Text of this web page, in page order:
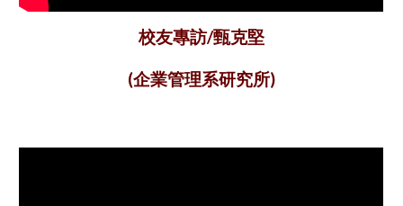
校友專訪/甄克堅
(企業管理系研究所)